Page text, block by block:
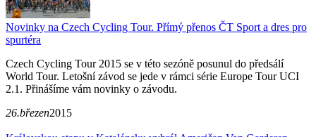
Novinky na Czech Cycling Tour. Přímý přenos ČT Sport a dres pro
spurtéra
Czech Cycling Tour 2015 se v této sezóně posunul do předsálí
World Tour. Letošní závod se jede v rámci série Europe Tour UCI
2.1. Přinášíme vám novinky o závodu.
26.březen2015